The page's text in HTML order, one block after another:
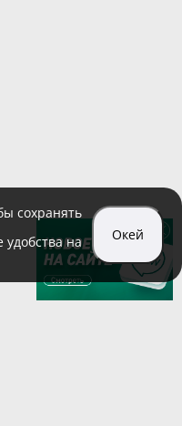
сохранять
удобства на
Окей